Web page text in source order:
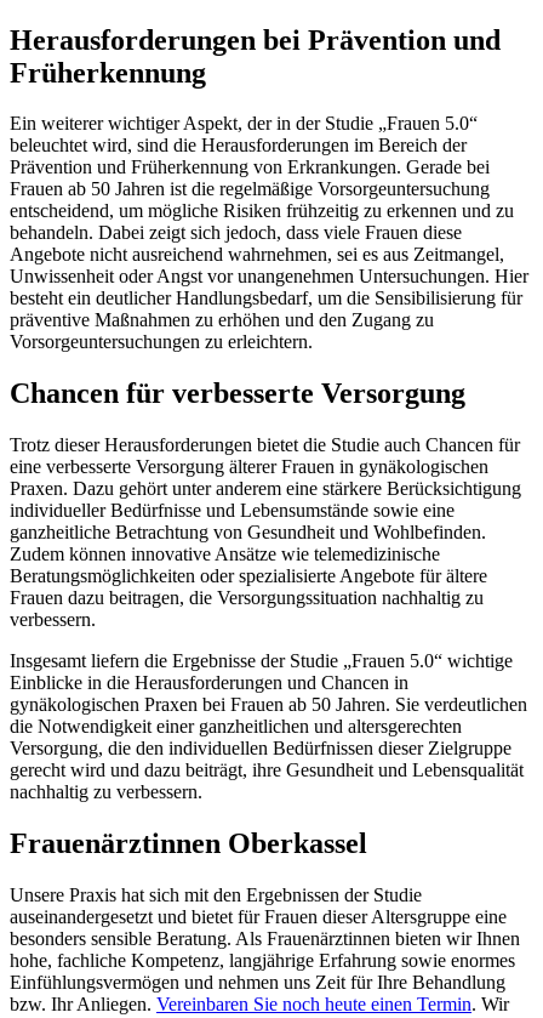
Herausforderungen bei Prävention und
Früherkennung
Ein weiterer wichtiger Aspekt, der in der Studie „Frauen 5.0“
beleuchtet wird, sind die Herausforderungen im Bereich der
Prävention und Früherkennung von Erkrankungen. Gerade bei
Frauen ab 50 Jahren ist die regelmäßige Vorsorgeuntersuchung
entscheidend, um mögliche Risiken frühzeitig zu erkennen und zu
behandeln. Dabei zeigt sich jedoch, dass viele Frauen diese
Angebote nicht ausreichend wahrnehmen, sei es aus Zeitmangel,
Unwissenheit oder Angst vor unangenehmen Untersuchungen. Hier
besteht ein deutlicher Handlungsbedarf, um die Sensibilisierung für
präventive Maßnahmen zu erhöhen und den Zugang zu
Vorsorgeuntersuchungen zu erleichtern.
Chancen für verbesserte Versorgung
Trotz dieser Herausforderungen bietet die Studie auch Chancen für
eine verbesserte Versorgung älterer Frauen in gynäkologischen
Praxen. Dazu gehört unter anderem eine stärkere Berücksichtigung
individueller Bedürfnisse und Lebensumstände sowie eine
ganzheitliche Betrachtung von Gesundheit und Wohlbefinden.
Zudem können innovative Ansätze wie telemedizinische
Beratungsmöglichkeiten oder spezialisierte Angebote für ältere
Frauen dazu beitragen, die Versorgungssituation nachhaltig zu
verbessern.
Insgesamt liefern die Ergebnisse der Studie „Frauen 5.0“ wichtige
Einblicke in die Herausforderungen und Chancen in
gynäkologischen Praxen bei Frauen ab 50 Jahren. Sie verdeutlichen
die Notwendigkeit einer ganzheitlichen und altersgerechten
Versorgung, die den individuellen Bedürfnissen dieser Zielgruppe
gerecht wird und dazu beiträgt, ihre Gesundheit und Lebensqualität
nachhaltig zu verbessern.
Frauenärztinnen Oberkassel
Unsere Praxis hat sich mit den Ergebnissen der Studie
auseinandergesetzt und bietet für Frauen dieser Altersgruppe eine
besonders sensible Beratung. Als Frauenärztinnen bieten wir Ihnen
hohe, fachliche Kompetenz, langjährige Erfahrung sowie enormes
Einfühlungsvermögen und nehmen uns Zeit für Ihre Behandlung
bzw. Ihr Anliegen. Vereinbaren Sie noch heute einen Termin. Wir